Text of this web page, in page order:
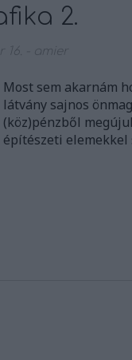
2.
16. amier
Most sem akarnám
látvány sajnos
(köz)pénzből
építészeti